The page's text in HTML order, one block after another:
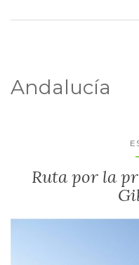
Andalucía
Ruta por la